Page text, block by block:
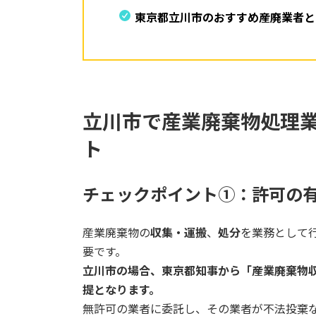
東京都立川市のおすすめ産廃業者
立川市で産業廃棄物処理
ト
チェックポイント①：許可の
産業廃棄物の収集・運搬、 処分を業務として
要です。
立川市の場合、東京都知事から「産業廃棄
提となります。
無許可の業者に委託し、その業者が不法投棄